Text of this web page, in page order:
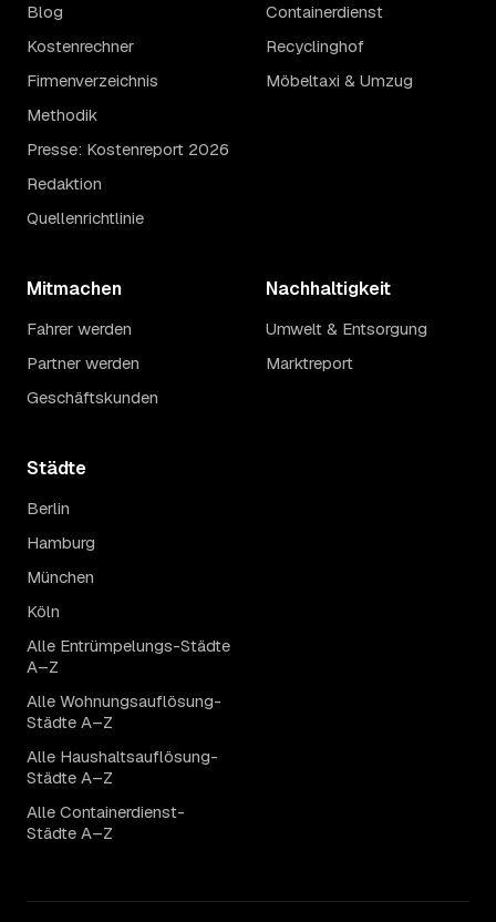
Blog
Kostenrechner
Firmenverzeichnis
Methodik
Presse: Kostenreport 2026
Redaktion
Quellenrichtlinie
Containerdienst
Recyclinghof
Möbeltaxi & Umzug
Mitmachen
Fahrer werden
Partner werden
Geschäftskunden
Nachhaltigkeit
Umwelt & Entsorgung
Marktreport
Städte
Berlin
Hamburg
München
Köln
Alle Entrümpelungs-Städte
A–Z
Alle Wohnungsauflösung-
Städte A–Z
Alle Haushaltsauflösung-
Städte A–Z
Alle Containerdienst-
Städte A–Z